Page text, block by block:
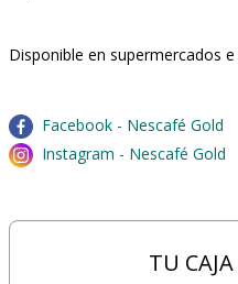
Disponible en supermercados
Facebook - Nescafé Gold
Instagram - Nescafé Gold
TU